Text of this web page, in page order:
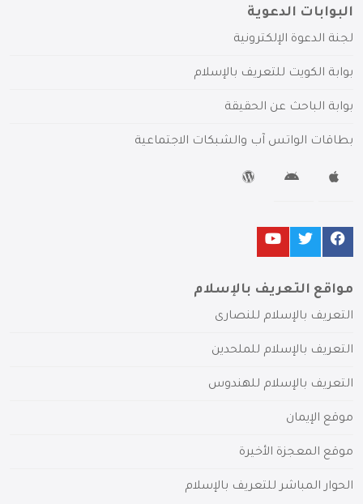
البوابات الدعوية
لجنة الدعوة الإلكترونية
بوابة الكويت للتعريف بالإسلام
بوابة الباحث عن الحقيقة
بطاقات الواتس آب والشبكات الاجتماعية
مواقع التعريف بالإسلام
التعريف بالإسلام للنصارى
التعريف بالإسلام للملحدين
التعريف بالإسلام للهندوس
موقع الإيمان
موقع المعجزة الأخيرة
الحوار المباشر للتعريف بالإسلام